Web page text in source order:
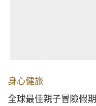
身心健旅
全球最佳親子冒險假期